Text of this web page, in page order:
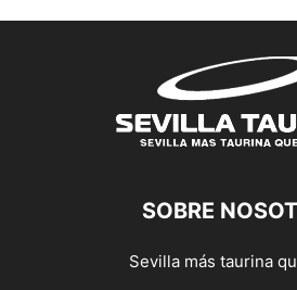
SOBRE
Sevilla más taurina